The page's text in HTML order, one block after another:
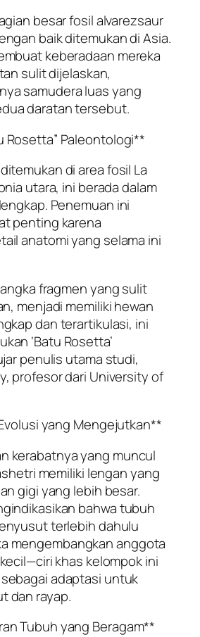
besar fosil alvarezsaur
baik ditemukan di Asia.
keberadaan mereka
sulit dijelaskan,
samudera luas yang
daratan tersebut.
Rosetta” Paleontologi**
di area fosil La
utara, ini berada dalam
Penemuan ini
penting karena
anatomi yang selama ini
fragmen yang sulit
menjadi memiliki hewan
dan terartikulasi, ini
‘Batu Rosetta’
penulis utama studi,
profesor dari University of
yang Mengejutkan**
kerabatnya yang muncul
memiliki lengan yang
gigi yang lebih besar.
bahwa tubuh
terlebih dahulu
mengembangkan anggota
khas kelompok ini
adaptasi untuk
dan rayap.
Tubuh yang Beragam**